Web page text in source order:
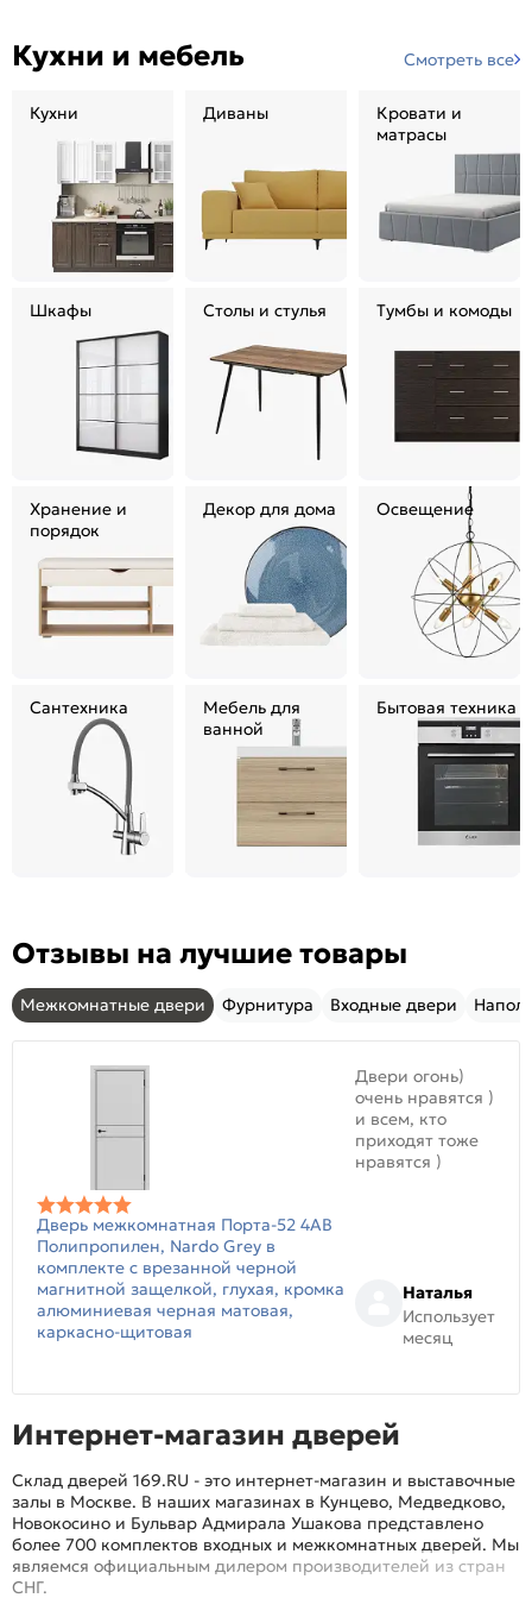
Кухни и мебель Смотреть все
Кухни Диваны
Кровати и
матрасы
Шкафы Столы и стулья Тумбы и комоды
Хранение и
порядок
Декор для дома Освещение
Сантехника
Мебель для
ванной
Бытовая техника
Отзывы на лучшие товары
Межкомнатные двери Фурнитура Входные двери
Дверь межкомнатная Порта-52 4AB
Полипропилен, Nardo Grey в
комплекте с врезанной черной
магнитной защелкой, глухая, кромка
алюминиевая черная матовая,
каркасно-щитовая
Двери огонь)
очень нравятся )
и всем, кто
приходят тоже
нравятся )
Наталья
Использует
месяц
Интернет-магазин дверей
Склад дверей 169.RU - это интернет-магазин и выставочные
залы в Москве. В наших магазинах в Кунцево, Медведково,
Новокосино и Бульвар Адмирала Ушакова представлено
более 700 комплектов входных и межкомнатных дверей. Мы
являемся официальным дилером производителей из стран
СНГ.